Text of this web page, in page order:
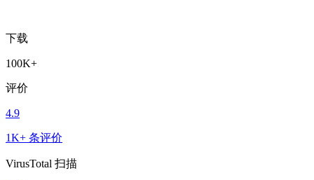
下载
100K+
评价
4.9
1K+ 条评价
VirusTotal 扫描